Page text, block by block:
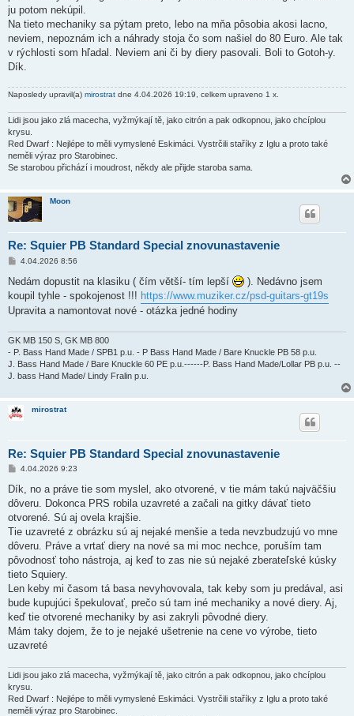
ju potom nekúpil.
Na tieto mechaniky sa pýtam preto, lebo na mňa pôsobia akosi lacno,
neviem, nepoznám ich a náhrady stoja čo som našiel do 80 Euro. Ale tak
v rýchlosti som hľadal. Neviem ani či by diery pasovali. Boli to Gotoh-y.
Dík.
Naposledy upravil(a) mirostrat dne 4.04.2026 19:19, celkem upraveno 1 x.
Lidi jsou jako zlá macecha, vyžmýkají tě, jako citrón a pak odkopnou, jako chcíplou
krysu.
Red Dwarf : Nejlépe to měli vymyslené Eskimáci. Vystrčili staříky z Iglu a proto také
neměli výraz pro Starobinec.
Se starobou přichází i moudrost, někdy ale přijde staroba sama.
Moon
Re: Squier PB Standard Special znovunastavenie
P
í
p
ě
v
k
4.04.2026 8:56
Nedám dopustit na klasiku ( čím větší- tím lepší
). Nedávno jsem
koupil tyhle - spokojenost !!! https://www.muziker.cz/psd-guitars-gt19s
Upravita a namontovat nové - otázka jedné hodiny
GK MB 150 S, GK MB 800
- P. Bass Hand Made / SPB1 p.u. - P Bass Hand Made / Bare Knuckle PB 58 p.u.
J. Bass Hand Made / Bare Knuckle 60 PE p.u.------P. Bass Hand Made/Lollar PB p.u. --
J. bass Hand Made/ Lindy Fralin p.u.
mirostrat
Re: Squier PB Standard Special znovunastavenie
P
í
p
ě
e
k
4.04.2026 9:23
Dík, no a práve tie som myslel, ako otvorené, v tie mám takú najväčšiu
dôveru. Dokonca PRS robila uzavreté a začali na gitky dávať tieto
otvorené. Sú aj ovela krajšie.
Tie uzavreté z obrázku sú aj nejaké menšie a teda nevzbudzujú vo mne
dôveru. Práve a vrtať diery na nové sa mi moc nechce, poruším tam
pôvodnosť toho nástroja, aj keď to zas nie sú nejaké zberateľské kúsky
tieto Squiery.
Len keby mi časom tá basa nevyhovovala, tak keby som ju predával, asi
bude kupujúci špekulovať, prečo sú tam iné mechaniky a nové diery. Aj,
keď tie otvorené mechaniky by asi zakryli pôvodné diery.
Mám taky dojem, že to je nejaké ušetrenie na cene vo výrobe, tieto
uzavreté
Lidi jsou jako zlá macecha, vyžmýkají tě, jako citrón a pak odkopnou, jako chcíplou
krysu.
Red Dwarf : Nejlépe to měli vymyslené Eskimáci. Vystrčili staříky z Iglu a proto také
neměli výraz pro Starobinec.